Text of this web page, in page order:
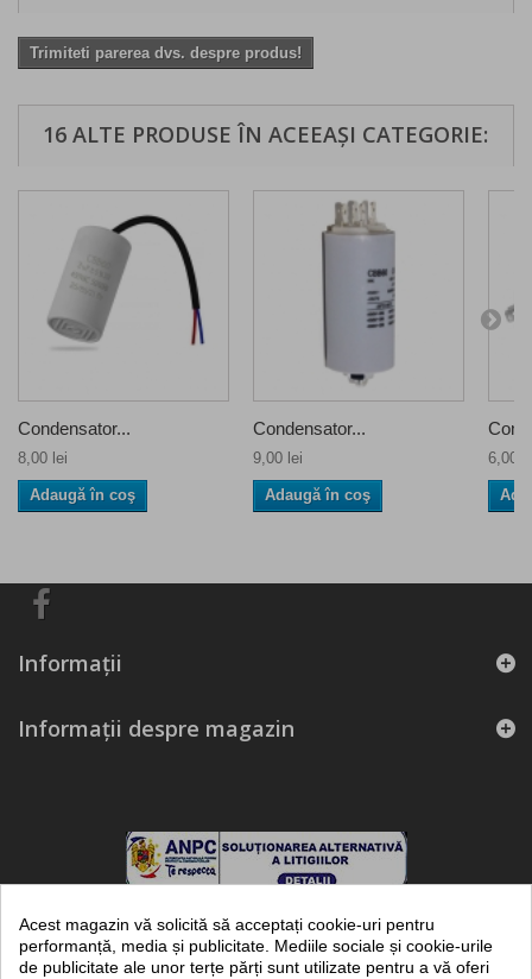
Trimiteti parerea dvs. despre produs!
16 ALTE PRODUSE ÎN ACEEAȘI CATEGORIE:
Condensator...
8,00 lei
Adaugă în coş
Condensator...
9,00 lei
Adaugă în coş
6,00
Informaţii
Informații despre magazin
Acest magazin vă solicită să acceptați cookie-uri pentru
performanță, media și publicitate. Mediile sociale și cookie-urile
de publicitate ale unor terțe părți sunt utilizate pentru a vă oferi